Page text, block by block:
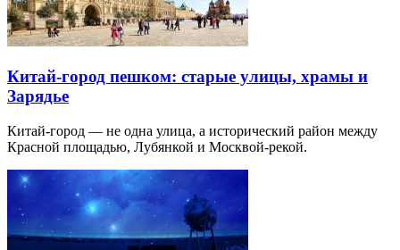
Китай-город пешком: старые улицы, храмы и
Зарядье
Китай-город — не одна улица, а исторический район между
Красной площадью, Лубянкой и Москвой-рекой.